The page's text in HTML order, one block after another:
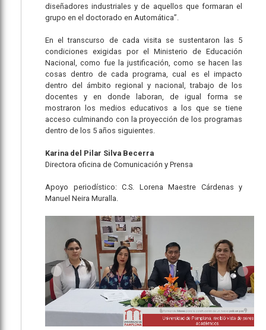
diseñadores industriales y de aquellos que formaran el
grupo en el doctorado en Automática”.
En el transcurso de cada visita se sustentaron las 5
condiciones exigidas por el Ministerio de Educación
Nacional, como fue la justificación, como se hacen las
cosas dentro de cada programa, cual es el impacto
dentro del ámbito regional y nacional, trabajo de los
docentes y en donde laboran, de igual forma se
mostraron los medios educativos a los que se tiene
acceso culminando con la proyección de los programas
dentro de los 5 años siguientes.
Karina del Pilar Silva Becerra
Directora oficina de Comunicación y Prensa
Apoyo periodístico: C.S. Lorena Maestre Cárdenas y
Manuel Neira Muralla.